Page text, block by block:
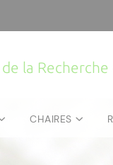
la
CHAIRES